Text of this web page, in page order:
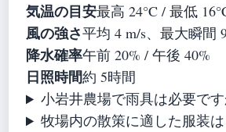
気温の目安最高 24°C / 最低
風の強さ平均 4 m/s、最大瞬間
降水確率午前 20% / 午後 40%
日照時間約 5時間
小岩井農場で雨具は必要で
牧場内の散策に適した服装は